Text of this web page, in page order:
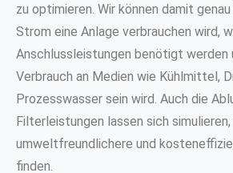
zu optimieren. Wir können damit
Strom eine Anlage verbrauchen wird,
Anschlussleistungen benötigt werden
Verbrauch an Medien wie Kühlmittel,
Prozesswasser sein wird. Auch die
Filterleistungen lassen sich
umweltfreundlichere und
finden.